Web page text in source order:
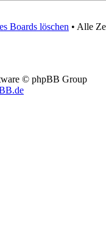
Boards löschen • Alle
© phpBB Group